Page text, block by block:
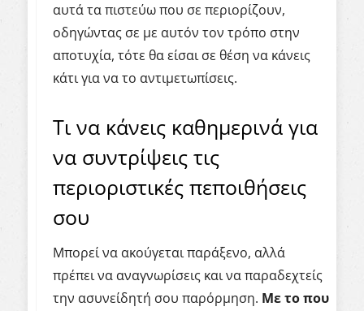
αυτά τα πιστεύω που σε περιορίζουν,
οδηγώντας σε με αυτόν τον τρόπο στην
αποτυχία, τότε θα είσαι σε θέση να κάνεις
κάτι για να το αντιμετωπίσεις.
Τι να κάνεις καθημερινά για
να συντρίψεις τις
περιοριστικές πεποιθήσεις
σου
Μπορεί να ακούγεται παράξενο, αλλά
πρέπει να αναγνωρίσεις και να παραδεχτείς
την ασυνείδητή σου παρόρμηση. Με το που